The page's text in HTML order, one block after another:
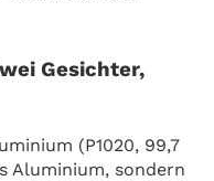
Gesichter,
(P1020, 99,7
Aluminium, sondern